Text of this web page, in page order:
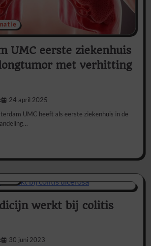
UMC eerste ziekenhuis
met verhitting
24 april 2025
UMC heeft als eerste ziekenhuis in de
werkt bij colitis
30 juni 2023